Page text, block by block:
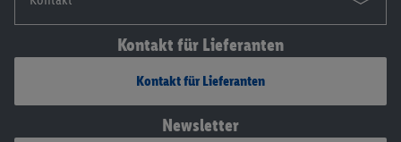
Kontakt für Lieferanten
Kontakt für Lieferanten
Newsletter